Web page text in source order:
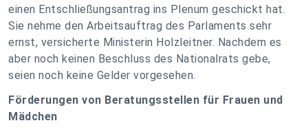
einen Entschließungsantrag ins Plenum geschickt hat.
Sie nehme den Arbeitsauftrag des Parlaments sehr
ernst, versicherte Ministerin Holzleitner. Nachdem es
aber noch keinen Beschluss des Nationalrats gebe,
seien noch keine Gelder vorgesehen.
Förderungen von Beratungsstellen für Frauen und
Mädchen